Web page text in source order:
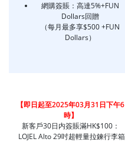
網購簽賬：高達5%+FUN
Dollars回贈
（每月最多享$500 +FUN
Dollars）
【即日起至2025年03月31日下午6
時】
新客戶30日内簽賬滿HK$100：
LOJEL Alto 29吋超輕量拉鍊行李箱